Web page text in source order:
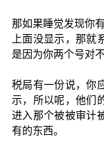
那如果睡觉发现你
上面没显示，那
是因为你两个号对不
税局有一份说，你
示，所以呢，他们
进入那个被被审计
有的东西。